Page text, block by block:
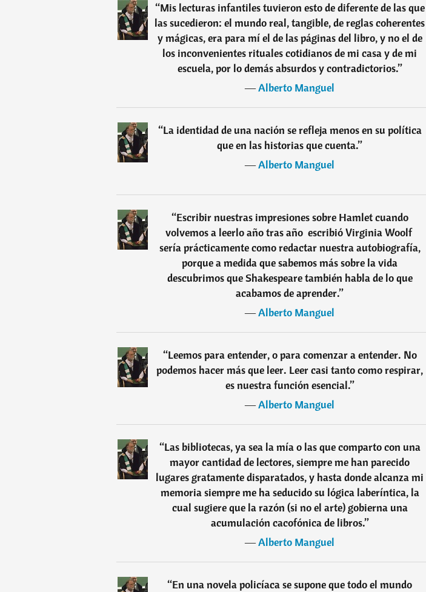
“Mis lecturas infantiles tuvieron esto de diferente de las que
las sucedieron: el mundo real, tangible, de reglas coherentes
y mágicas, era para mí el de las páginas del libro, y no el de
los inconvenientes rituales cotidianos de mi casa y de mi
escuela, por lo demás absurdos y contradictorios.”
―Alberto Manguel
“La identidad de una nación se refleja menos en su política
que en las historias que cuenta.”
―Alberto Manguel
“Escribir nuestras impresiones sobre Hamlet cuando
volvemos a leerlo año tras año  escribió Virginia Woolf 
sería prácticamente como redactar nuestra autobiografía,
porque a medida que sabemos más sobre la vida
descubrimos que Shakespeare también habla de lo que
acabamos de aprender.”
―Alberto Manguel
“Leemos para entender, o para comenzar a entender. No
podemos hacer más que leer. Leer casi tanto como respirar,
es nuestra función esencial.”
―Alberto Manguel
“Las bibliotecas, ya sea la mía o las que comparto con una
mayor cantidad de lectores, siempre me han parecido
lugares gratamente disparatados, y hasta donde alcanza mi
memoria siempre me ha seducido su lógica laberíntica, la
cual sugiere que la razón (si no el arte) gobierna una
acumulación cacofónica de libros.”
―Alberto Manguel
“En una novela policíaca se supone que todo el mundo